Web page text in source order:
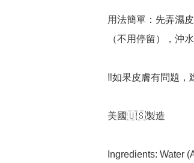
用法簡單：先弄濕
（不用停留），沖
‼️如果皮膚有問題，
美國🇺🇸製造
Ingredients: Water